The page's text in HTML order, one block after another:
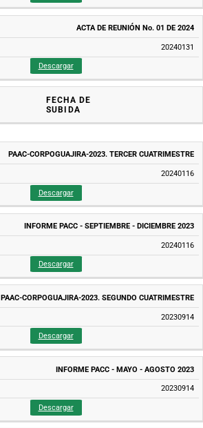
ACTA DE REUNIÓN No. 01 DE 2024
20240131
Descargar
FECHA DE
SUBIDA
PAAC-CORPOGUAJIRA-2023. TERCER CUATRIMESTRE
20240116
Descargar
INFORME PACC - SEPTIEMBRE - DICIEMBRE 2023
20240116
Descargar
PAAC-CORPOGUAJIRA-2023. SEGUNDO CUATRIMESTRE
20230914
Descargar
INFORME PACC - MAYO - AGOSTO 2023
20230914
Descargar